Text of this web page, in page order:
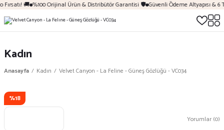
🚚 %100 Orijinal Ürün & Distribütör Garantisi 🛡️ Güvenli Ödeme Altyapısı & 6
Kadın
Anasayfa Kadın Velvet Canyon - La Feline - Güneş Gözlüğü - VC034
%18
Yorumlar (0)